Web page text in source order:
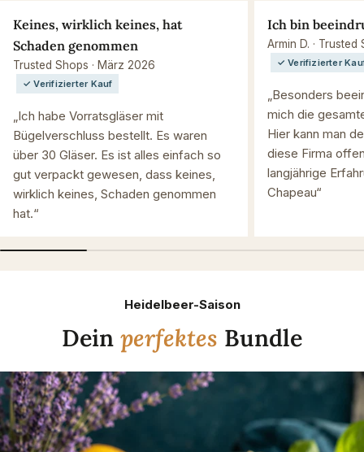
Keines, wirklich keines, hat
Schaden genommen
Trusted Shops · März 2026
✓ Verifizierter Kauf
„Ich habe Vorratsgläser mit
Bügelverschluss bestellt. Es waren
über 30 Gläser. Es ist alles einfach so
gut verpackt gewesen, dass keines,
wirklich keines, Schaden genommen
hat.“
Ich bin
Armin D. · Trusted
✓ Verifizierter
„Besonders
mich die
Hier kann man
diese Firma
langjährige
Chapeau“
Heidelbeer-Saison
Dein perfektes Bundle